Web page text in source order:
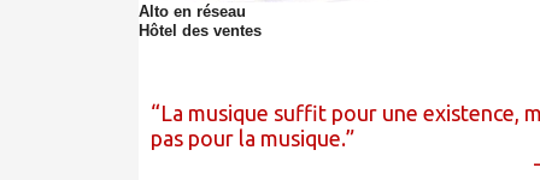
Alto en réseau
Hôtel des ventes
La musique suffit pour une existence,
pas pour la musique.